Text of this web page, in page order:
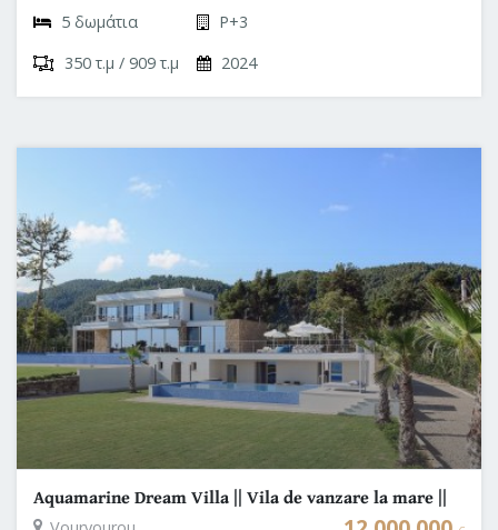
5 δωμάτια
P+3
350 τ.μ / 909 τ.μ
2024
Aquamarine Dream Villa || Vila de vanzare la mare ||
Halkidiki